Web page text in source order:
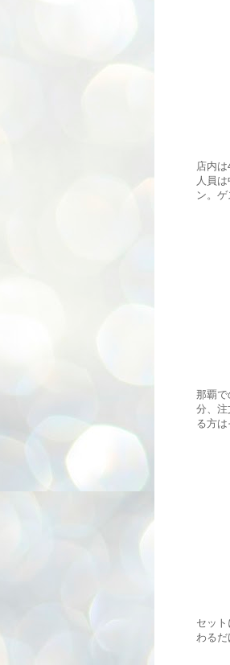
店内
人員
ン。
那覇で
分、注
る方は
セッ
わるだ